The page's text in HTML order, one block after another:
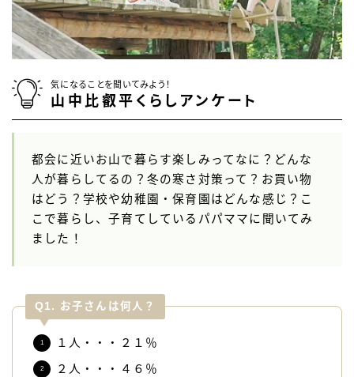
気になることを聞いてみよう！
山中比叡平くらしアンケート
都会に近いお山で暮らす楽しみってなに？どんな
人が暮らしてるの？冬の寒さ対策って？お買い物
はどう？学校や幼稚園・保育園はどんな感じ？こ
こで暮らし、子育てしているパパママに聞いてみ
ました！
Q1. お子さんは何人？
１人・・・２１％
２人・・・４６％